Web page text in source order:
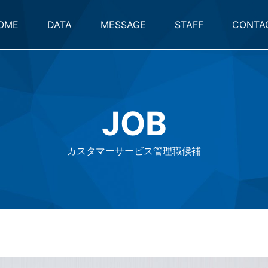
DATA MESSAGE STAFF
JOB
カスタマーサービス管理職候補